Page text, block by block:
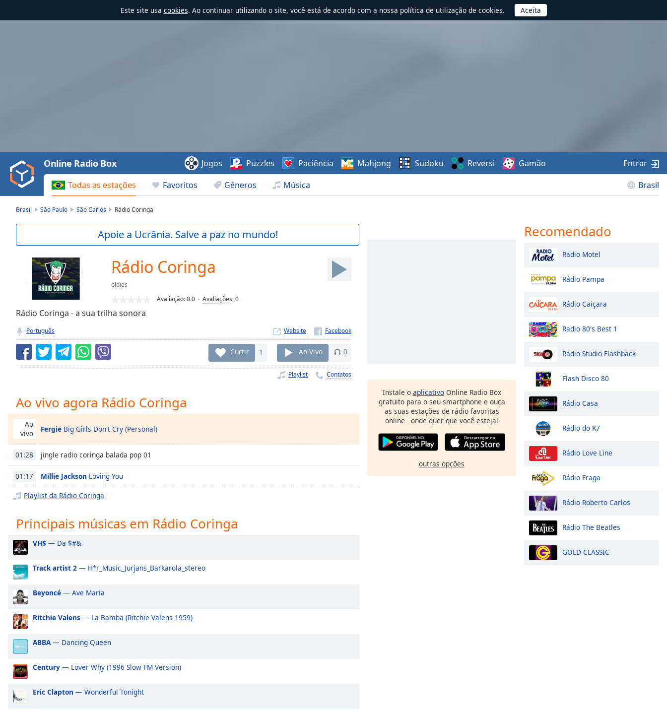
Este site usa cookies. Ao continuar utilizando o site, você está de acordo com a nossa política de utilização de cookies.
Video
Play
Backward
Skip
Current
Duration-:-
TypeLIVE
live,
currently
behind
LIVE
Remaining
Playback
Chapters
Descriptions
selected
Subtitles
subtitles
settings
subtitles
settings
dialog
subtitles
off
selected
Audio
Track
Picture-
in-
Todas as estações Favoritos Gêneros Música Brasil
Online Radio Box Jogos Puzzles Paciência Mahjong Sudoku Reversi Gamão Entrar
Brasil São Paulo São Carlos Rádio Coringa
Apoie a Ucrânia. Salve a paz no mundo!
Rádio Coringa
oldies
Avaliação:0.0 Avaliações:0
Rádio Coringa - a sua trilha sonora
Português Website
Curtir 1 Ao Vivo 0
Playlist Contatos
Ao vivo agora Rádio Coringa
Ao
vivo
Fergie Big Girls Don't Cry (Personal)
01:28 jingle radio coringa balada pop 01
01:17 Millie Jackson Loving You
Playlist da Rádio Coringa
Principais músicas em Rádio Coringa
VH$ — Da $#&
Track artist 2 — H*r_Music_Jurjans_Barkarola_stereo
Beyoncé — Ave Maria
Ritchie Valens — La Bamba (Ritchie Valens 1959)
ABBA— Dancing Queen
Century — Lover Why (1996 Slow FM Version)
Eric Clapton — Wonderful Tonight
Instale o aplicativoOnline Radio Box
gratuito para o seu smartphone e ouça
as suas estações de rádio favoritas
online - onde quer que você esteja!
outras opções
Recomendado
Radio Motel
Rádio Pampa
Rádio Caiçara
Radio 80's Best 1
Radio Studio Flashback
Flash Disco 80
Rádio Casa
Rádio do K7
Rádio Love Line
Rádio Fraga
Rádio Roberto Carlos
Rádio The Beatles
GOLD CLASSIC